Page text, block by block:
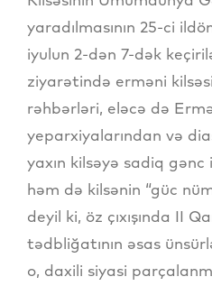
yaradılmasının 25-ci
iyulun 2-dən 7-dək
ziyarətində erməni
rəhbərləri, eləcə də
yeparxiyalarından və
yaxın kilsəyə sadiq
həm də kilsənin “güc
deyil ki, öz çıxışında II
tədbliğatının əsas
o, daxili siyasi